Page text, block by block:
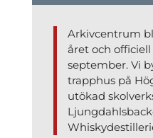
Arkivcentrum
året och
september. Vi
trapphus på
utökad